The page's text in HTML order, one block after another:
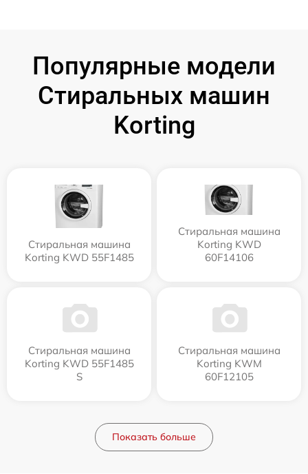
Популярные модели
Стиральных машин
Korting
Стиральная машина
Korting KWD 55F1485
Стиральная машина
Korting KWD
60F14106
Стиральная машина
Korting KWD 55F1485
S
Стиральная машина
Korting KWM
60F12105
Показать больше